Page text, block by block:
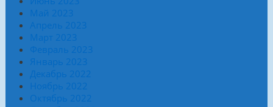
Май 2023
Апрель 2023
Март 2023
Февраль 2023
Январь 2023
Декабрь 2022
Ноябрь 2022
Октябрь 2022